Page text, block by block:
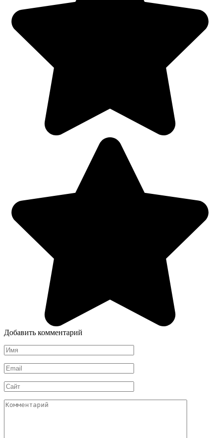
Добавить комментарий
Имя
*
Email
*
Сайт
Комментарий